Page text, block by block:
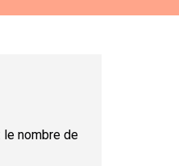
nombre de